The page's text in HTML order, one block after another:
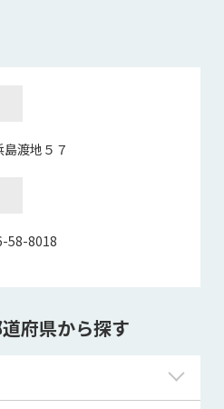
渡地５７
58-8018
府県から探す